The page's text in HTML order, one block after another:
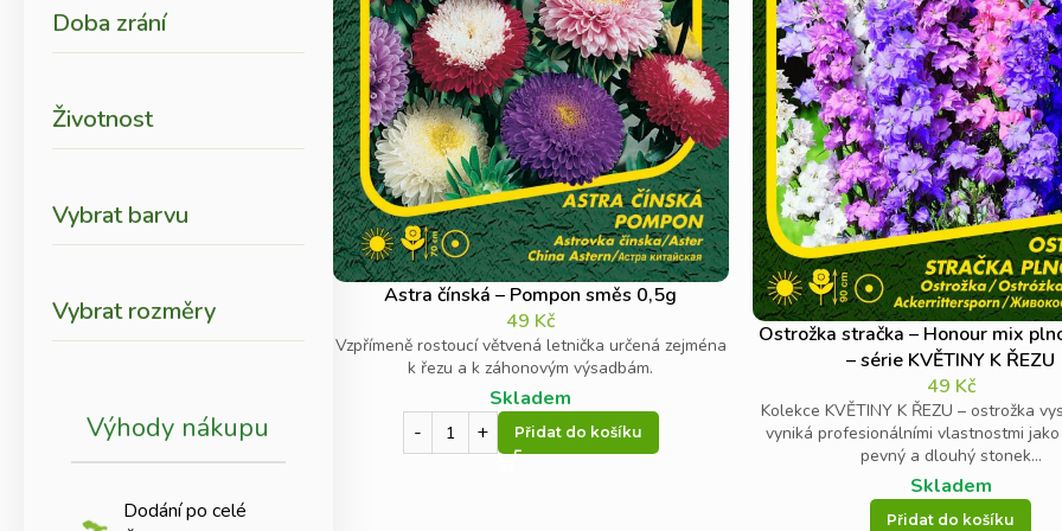
Doba zrání
Životnost
Vybrat barvu
Vybrat rozměry
Výhody nákupu
Dodání po celé
Astra čínská – Pompon směs 0,5g
49 Kč
Vzpřímeně rostoucí větvená letnička určená zejména
k řezu a k záhonovým výsadbám.
Skladem
Přidat do košíku
Ostrožka stračka – Honour mix
– série KVĚTINY K ŘEZU
49 Kč
Kolekce KVĚTINY K ŘEZU – ostrožka
vyniká profesionálními vlastnostmi
pevný a dlouhý stonek...
Skladem
Přidat do košíku